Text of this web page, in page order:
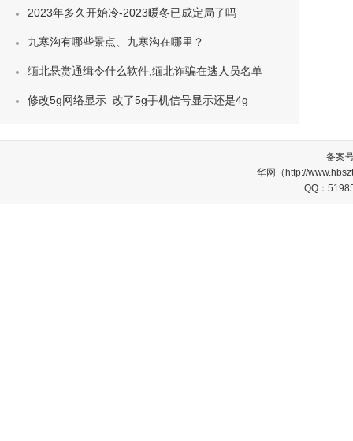
2023年多久开始冷-2023暖冬已成定局了吗
九寒沟有哪些景点、九寒沟在哪里？
缅北悬赏通缉令什么软件,缅北诈骗在逃人员名单
修改5g网络显示_改了5g手机信号显示还是4g
备案
华网（http://
QQ：